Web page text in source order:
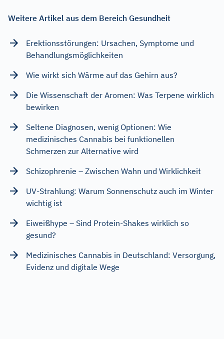
Weitere Artikel aus dem Bereich Gesundheit
Erektionsstörungen: Ursachen, Symptome und
Behandlungsmöglichkeiten
Wie wirkt sich Wärme auf das Gehirn aus?
Die Wissenschaft der Aromen: Was Terpene wirklich
bewirken
Seltene Diagnosen, wenig Optionen: Wie
medizinisches Cannabis bei funktionellen
Schmerzen zur Alternative wird
Schizophrenie – Zwischen Wahn und Wirklichkeit
UV-Strahlung: Warum Sonnenschutz auch im Winter
wichtig ist
Eiweißhype – Sind Protein-Shakes wirklich so
gesund?
Medizinisches Cannabis in Deutschland: Versorgung,
Evidenz und digitale Wege